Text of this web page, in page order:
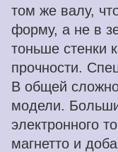
том же валу,
форму, а не в
тоньше стенки
прочности.
В общей
модели.
электронного
магнетто и